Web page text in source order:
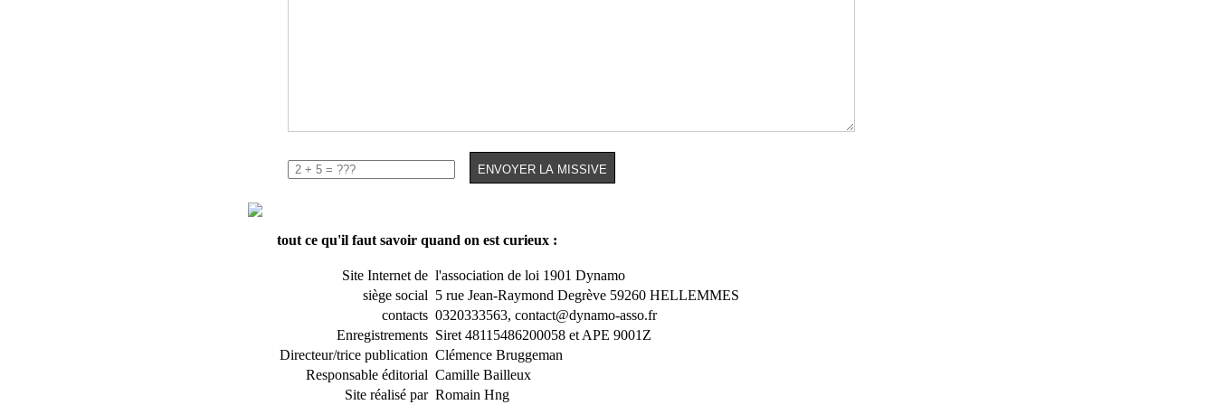
tout ce qu'il faut savoir quand on est curieux :
Site Internet de l'association de loi 1901 Dynamo
siège social 5 rue Jean-Raymond Degrève 59260 HELLEMMES
contacts 0320333563, contact@dynamo-asso.fr
Enregistrements Siret 48115486200058 et APE 9001Z
Directeur/trice publication Clémence Bruggeman
Responsable éditorial Camille Bailleux
Site réalisé par Romain Hng